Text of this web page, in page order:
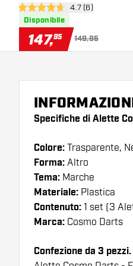
- Dartsetapri pannello
4.7 stelle di valutazione
4.7 (6)
Disponibile
147,95 149,95
Specifiche di Alette
Colore: Trasparente,
Forma: Altro
Tema: Marche
Materiale: Plastica
Contenuto: 1 set (3
Marca: Cosmo Darts
Confezione da 3 pezzi.